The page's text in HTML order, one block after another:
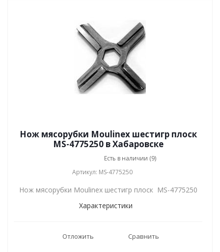
Нож мясорубки Moulinex шестигр плоск
MS-4775250 в Хабаровске
Есть в наличии (9)
Артикул: MS-4775250
Нож мясорубки Moulinex шестигр плоск MS-4775250
Характеристики
Отложить Сравнить